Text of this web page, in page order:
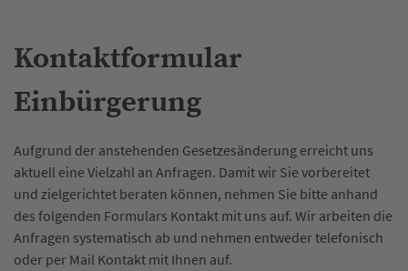
Kontaktformular
Einbürgerung
Aufgrund der anstehenden Gesetzesänderung erreicht uns
aktuell eine Vielzahl an Anfragen. Damit wir Sie vorbereitet
und zielgerichtet beraten können, nehmen Sie bitte anhand
des folgenden Formulars Kontakt mit uns auf. Wir arbeiten die
Anfragen systematisch ab und nehmen entweder telefonisch
oder per Mail Kontakt mit Ihnen auf.